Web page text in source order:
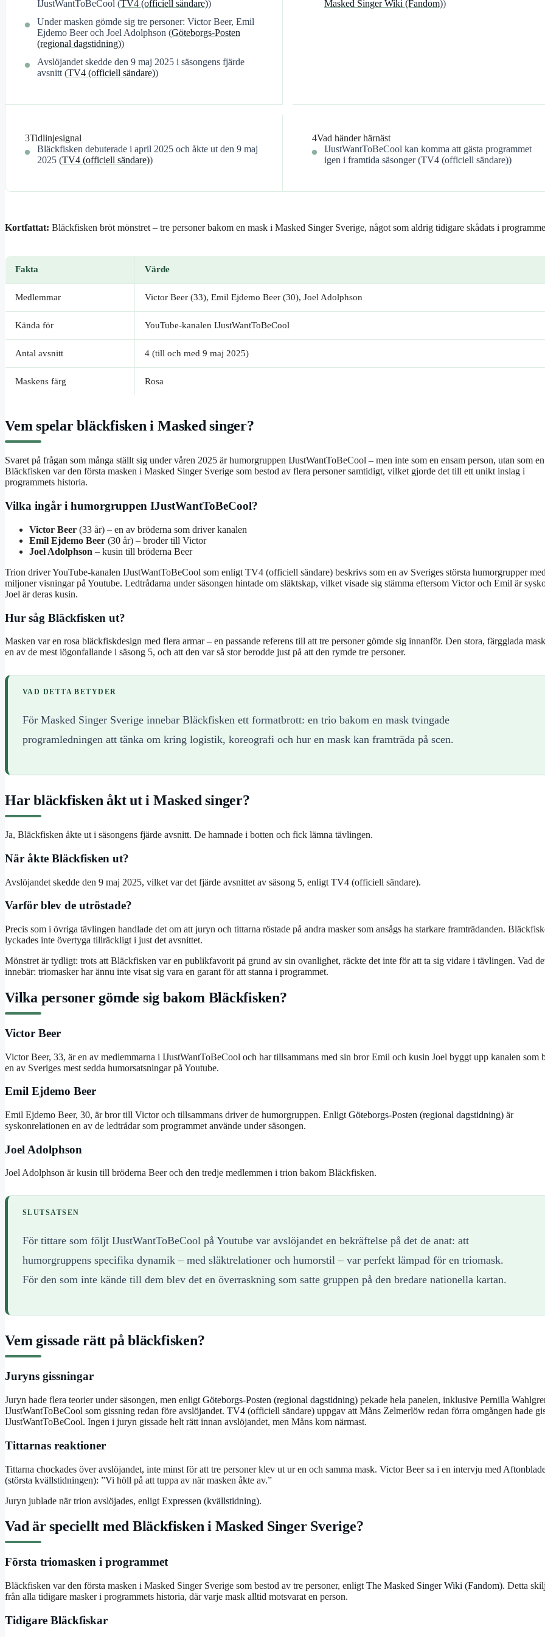
IJustWantToBeCool (TV4 (officiell sändare))
Under masken gömde sig tre personer: Victor Beer, Emil
Ejdemo Beer och Joel Adolphson (Göteborgs-Posten
(regional dagstidning))
Avslöjandet skedde den 9 maj 2025 i säsongens fjärde
avsnitt (TV4 (officiell sändare))
Masked Singer Wiki (Fandom))
3Tidlinjesignal
Bläckfisken debuterade i april 2025 och åkte ut den 9 maj
2025 (TV4 (officiell sändare))
4Vad händer härnäst
IJustWantToBeCool kan komma att gästa programmet
igen i framtida säsonger (TV4 (officiell sändare))
Kortfattat: Bläckfisken bröt mönstret – tre personer bakom en mask i Masked Singer Sverige, något som aldrig tidigare skådats i
Fakta Värde
Medlemmar Victor Beer (33), Emil Ejdemo Beer (30), Joel Adolphson
Kända för YouTube-kanalen IJustWantToBeCool
Antal avsnitt 4 (till och med 9 maj 2025)
Maskens färg Rosa
Vem spelar bläckfisken i Masked singer?
Svaret på frågan som många ställt sig under våren 2025 är humorgruppen IJustWantToBeCool – men inte som en ensam person, utan som
Bläckfisken var den första masken i Masked Singer Sverige som bestod av flera personer samtidigt, vilket gjorde det till ett unikt inslag i
programmets historia.
Vilka ingår i humorgruppen IJustWantToBeCool?
Victor Beer (33 år) – en av bröderna som driver kanalen
Emil Ejdemo Beer (30 år) – broder till Victor
Joel Adolphson – kusin till bröderna Beer
Trion driver YouTube-kanalen IJustWantToBeCool som enligt TV4 (officiell sändare) beskrivs som en av Sveriges största humorgrupper
miljoner visningar på Youtube. Ledtrådarna under säsongen hintade om släktskap, vilket visade sig stämma eftersom Victor och Emil är
Joel är deras kusin.
Hur såg Bläckfisken ut?
Masken var en rosa bläckfiskdesign med flera armar – en passande referens till att tre personer gömde sig innanför. Den stora, färgglada
en av de mest iögonfallande i säsong 5, och att den var så stor berodde just på att den rymde tre personer.
VAD DETTA BETYDER
För Masked Singer Sverige innebar Bläckfisken ett formatbrott: en trio bakom en mask tvingade
programledningen att tänka om kring logistik, koreografi och hur en mask kan framträda på scen.
Har bläckfisken åkt ut i Masked singer?
Ja, Bläckfisken åkte ut i säsongens fjärde avsnitt. De hamnade i botten och fick lämna tävlingen.
När åkte Bläckfisken ut?
Avslöjandet skedde den 9 maj 2025, vilket var det fjärde avsnittet av säsong 5, enligt TV4 (officiell sändare).
Varför blev de utröstade?
Precis som i övriga tävlingen handlade det om att juryn och tittarna röstade på andra masker som ansågs ha starkare framträdanden.
lyckades inte övertyga tillräckligt i just det avsnittet.
Mönstret är tydligt: trots att Bläckfisken var en publikfavorit på grund av sin ovanlighet, räckte det inte för att ta sig vidare i tävlingen. Vad
innebär: triomasker har ännu inte visat sig vara en garant för att stanna i programmet.
Vilka personer gömde sig bakom Bläckfisken?
Victor Beer
Victor Beer, 33, är en av medlemmarna i IJustWantToBeCool och har tillsammans med sin bror Emil och kusin Joel byggt upp kanalen som
en av Sveriges mest sedda humorsatsningar på Youtube.
Emil Ejdemo Beer
Emil Ejdemo Beer, 30, är bror till Victor och tillsammans driver de humorgruppen. Enligt Göteborgs-Posten (regional dagstidning) är
syskonrelationen en av de ledtrådar som programmet använde under säsongen.
Joel Adolphson
Joel Adolphson är kusin till bröderna Beer och den tredje medlemmen i trion bakom Bläckfisken.
SLUTSATSEN
För tittare som följt IJustWantToBeCool på Youtube var avslöjandet en bekräftelse på det de anat: att
humorgruppens specifika dynamik – med släktrelationer och humorstil – var perfekt lämpad för en triomask.
För den som inte kände till dem blev det en överraskning som satte gruppen på den bredare nationella kartan.
Vem gissade rätt på bläckfisken?
Juryns gissningar
Juryn hade flera teorier under säsongen, men enligt Göteborgs-Posten (regional dagstidning) pekade hela panelen, inklusive Pernilla
IJustWantToBeCool som gissning redan före avslöjandet. TV4 (officiell sändare) uppgav att Måns Zelmerlöw redan förra omgången hade
IJustWantToBeCool. Ingen i juryn gissade helt rätt innan avslöjandet, men Måns kom närmast.
Tittarnas reaktioner
Tittarna chockades över avslöjandet, inte minst för att tre personer klev ut ur en och samma mask. Victor Beer sa i en intervju med
(största kvällstidningen): ”Vi höll på att tuppa av när masken åkte av.”
Juryn jublade när trion avslöjades, enligt Expressen (kvällstidning).
Vad är speciellt med Bläckfisken i Masked Singer Sverige?
Första triomasken i programmet
Bläckfisken var den första masken i Masked Singer Sverige som bestod av tre personer, enligt The Masked Singer Wiki (Fandom). Detta
från alla tidigare masker i programmets historia, där varje mask alltid motsvarat en person.
Tidigare Bläckfiskar